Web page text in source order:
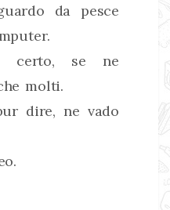
da pesce
certo, se ne
molti.
dire, ne vado